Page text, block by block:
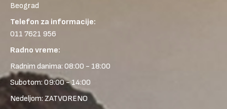
Beograd
Telefon za informacije:
011 7621 956
Radno vreme:
Radnim danima: 08:00 - 18:00
Subotom: 09:00 - 14:00
Nedeljom: ZATVORENO